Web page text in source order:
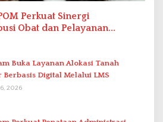
Perkuat Sinergi
Obat dan Pelayanan
Buka Layanan Alokasi Tanah
Berbasis Digital Melalui LMS
2026